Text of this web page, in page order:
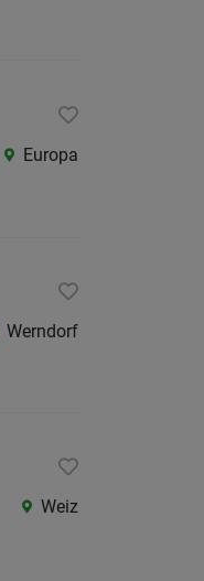
Europa
Werndorf
Weiz